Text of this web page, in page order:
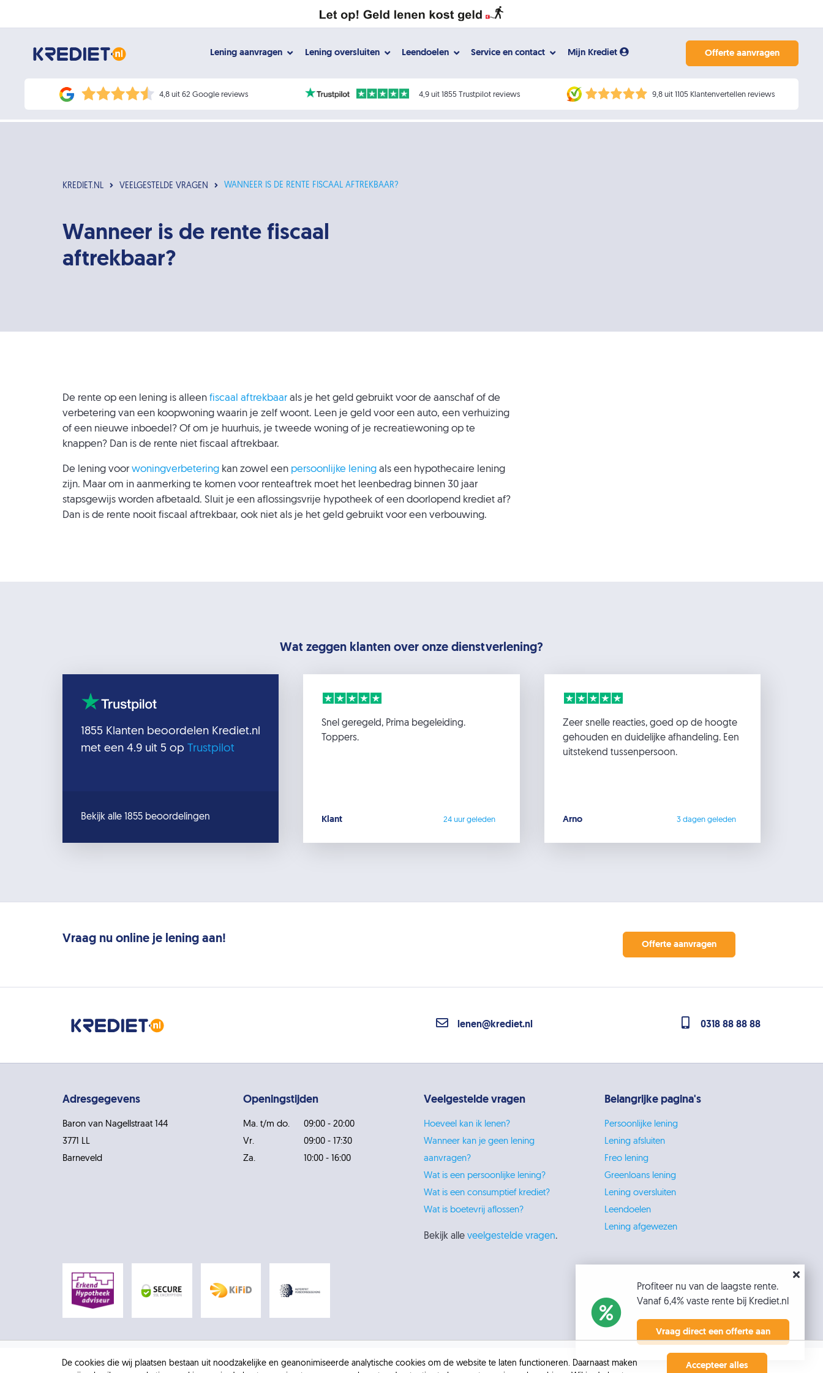
Lening aanvragen Lening oversluiten Leendoelen Service en contact Mijn Krediet Offerte aanvragen
4,8 uit 62 Google reviews 4,9 uit 1855 Trustpilot reviews 9,8 uit 1105 Klantenvertellen reviews
KREDIET.NL VEELGESTELDE VRAGEN WANNEER IS DE RENTE FISCAAL AFTREKBAAR?
Wanneer is de rente fiscaal
aftrekbaar?
De rente op een lening is alleen fiscaal aftrekbaarals je het geld gebruikt voor de aanschaf of de
verbetering van een koopwoning waarin je zelf woont. Leen je geld voor een auto, een verhuizing
of een nieuwe inboedel? Of om je huurhuis, je tweede woning of je recreatiewoning op te
knappen? Dan is de rente niet fiscaal aftrekbaar.
De lening voor woningverbetering kan zowel een persoonlijke lening als een hypothecaire lening
zijn. Maar om in aanmerking te komen voor renteaftrek moet het leenbedrag binnen 30 jaar
stapsgewijs worden afbetaald. Sluit je een aflossingsvrije hypotheek of een doorlopend krediet af?
Dan is de rente nooit fiscaal aftrekbaar, ook niet als je het geld gebruikt voor een verbouwing.
Wat zeggen klanten over onze dienstverlening?
1855 Klanten beoordelen Krediet.nl
met een 4.9 uit 5 op Trustpilot
Bekijk alle 1855 beoordelingen
Snel geregeld, Prima begeleiding.
Toppers.
Klant 24 uur geleden
Zeer snelle reacties, goed op de hoogte
gehouden en duidelijke afhandeling. Een
uitstekend tussenpersoon.
Arno 3 dagen geleden
Vraag nu online je lening aan! Offerte aanvragen
lenen@krediet.nl 0318 88 88 88
Adresgegevens
Baron van Nagellstraat 144
3771 LL
Barneveld
Openingstijden
Ma. t/m do.
09:00 - 20:00
Vr.
09:00 - 17:30
Za.
10:00 - 16:00
Veelgestelde vragen
Hoeveel kan ik lenen?
Wanneer kan je geen lening
aanvragen?
Wat is een persoonlijke lening?
Wat is een consumptief krediet?
Wat is boetevrij aflossen?
Bekijk alle veelgestelde vragen.
Belangrijke pagina's
Persoonlijke lening
Lening afsluiten
Freo lening
Greenloans lening
Lening oversluiten
Leendoelen
Lening afgewezen
De cookies die wij plaatsen bestaan uit noodzakelijke en geanonimiseerde analytische cookies om de website te laten functioneren. Daarnaast maken
Accepteer alles
Profiteer nu van de laagste rente.
Vanaf 6,4% vaste rente bij Krediet.nl
Vraag direct een offerte aan